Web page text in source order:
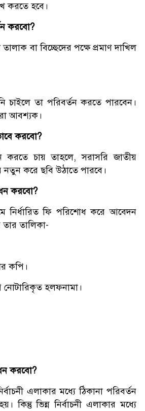
করতে হবে।
করবো?
বা বিচ্ছেদের পক্ষে প্রমাণ দাখিল
চাইলে তা পরিবর্তন করতে পারবেন।
আবশ্যক।
করবো?
চায় তাহলে, সরাসরি জাতীয়
নতুন করে ছবি উঠাতে পারবে।
করবো?
নির্ধারিত ফি পরিশোধ করে আবেদন
তালিকা-
কপি।
নোটারিকৃত হলফনামা।
করবো?
এলাকার মধ্যে ঠিকানা পরিবর্তন
ভিন্ন নির্বাচনী এলাকার মধ্যে